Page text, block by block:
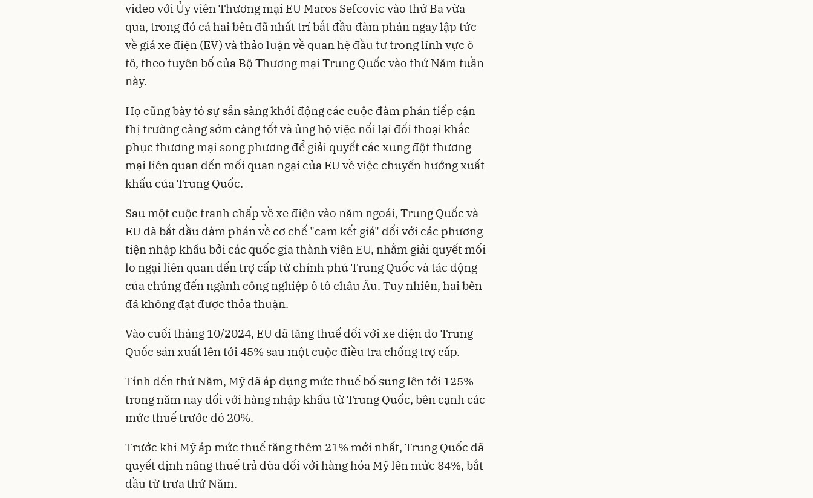
video với Ủy viên Thương mại EU Maros Sefcovic vào thứ Ba vừa
qua, trong đó cả hai bên đã nhất trí bắt đầu đàm phán ngay lập tức
về giá xe điện (EV) và thảo luận về quan hệ đầu tư trong lĩnh vực ô
tô, theo tuyên bố của Bộ Thương mại Trung Quốc vào thứ Năm tuần
này.
Họ cũng bày tỏ sự sẵn sàng khởi động các cuộc đàm phán tiếp cận
thị trường càng sớm càng tốt và ủng hộ việc nối lại đối thoại khắc
phục thương mại song phương để giải quyết các xung đột thương
mại liên quan đến mối quan ngại của EU về việc chuyển hướng xuất
khẩu của Trung Quốc.
Sau một cuộc tranh chấp về xe điện vào năm ngoái, Trung Quốc và
EU đã bắt đầu đàm phán về cơ chế "cam kết giá" đối với các phương
tiện nhập khẩu bởi các quốc gia thành viên EU, nhằm giải quyết mối
lo ngại liên quan đến trợ cấp từ chính phủ Trung Quốc và tác động
của chúng đến ngành công nghiệp ô tô châu Âu. Tuy nhiên, hai bên
đã không đạt được thỏa thuận.
Vào cuối tháng 10/2024, EU đã tăng thuế đối với xe điện do Trung
Quốc sản xuất lên tới 45% sau một cuộc điều tra chống trợ cấp.
Tính đến thứ Năm, Mỹ đã áp dụng mức thuế bổ sung lên tới 125%
trong năm nay đối với hàng nhập khẩu từ Trung Quốc, bên cạnh các
mức thuế trước đó 20%.
Trước khi Mỹ áp mức thuế tăng thêm 21% mới nhất, Trung Quốc đã
quyết định nâng thuế trả đũa đối với hàng hóa Mỹ lên mức 84%, bắt
đầu từ trưa thứ Năm.